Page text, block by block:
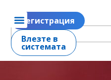
Регистрация
Влезте в
системата